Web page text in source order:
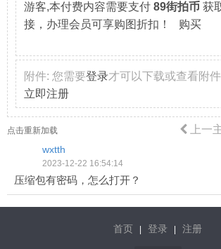
游客,本付费内容需要支付 89街拍币 获
接，办理会员可享购图折扣！ 购买
附件: 您需要登录才可以下载或查看附
立即注册
上一
点击重新加载
wxtth
2023-12-22 16:54:14
压缩包有密码，怎么打开？
首页 登录 注册